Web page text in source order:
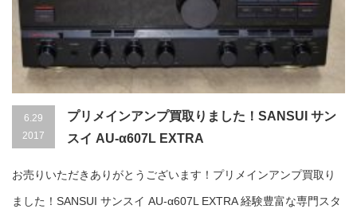
6.29
2017
プリメインアンプ買取りました！SANSUI サン
スイ AU-α607L EXTRA
お売りいただきありがとうございます！プリメインアンプ買取り
ました！SANSUI サンスイ AU-α607L EXTRA 経験豊富な専門スタ